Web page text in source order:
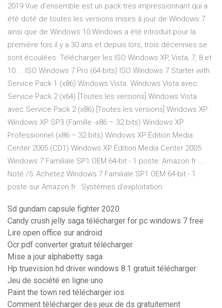
2019 Vue d'ensemble est un pack très impressionnant qui a
été doté de toutes les versions mises à jour de Windows 7
ainsi que de Windows 10.Windows a été introduit pour la
première fois il y a 30 ans et depuis lors, trois décennies se
sont écoulées. Télécharger les ISO Windows XP, Vista, 7, 8 et
10 ... ISO Windows 7 Pro (64-bits) ISO Windows 7 Starter with
Service Pack 1 (x86) Windows Vista. Windows Vista avec
Service Pack 2 (x64) [Toutes les versions] Windows Vista
avec Service Pack 2 (x86) [Toutes les versions] Windows XP :
Windows XP SP3 (Famille -x86 – 32 bits) Windows XP
Professionnel (x86 – 32 bits) Windows XP Édition Media
Center 2005 (CD1) Windows XP Édition Media Center 2005
Windows 7 Familiale SP1 OEM 64-bit - 1 poste: Amazon.fr ...
Noté /5: Achetez Windows 7 Familiale SP1 OEM 64-bit - 1
poste sur Amazon.fr : Systèmes d'exploitation
Sd gundam capsule fighter 2020
Candy crush jelly saga télécharger for pc windows 7 free
Lire open office sur android
Ocr pdf converter gratuit télécharger
Mise a jour alphabetty saga
Hp truevision hd driver windows 8.1 gratuit télécharger
Jeu de société en ligne uno
Paint the town red télécharger ios
Comment télécharger des jeux de ds gratuitement